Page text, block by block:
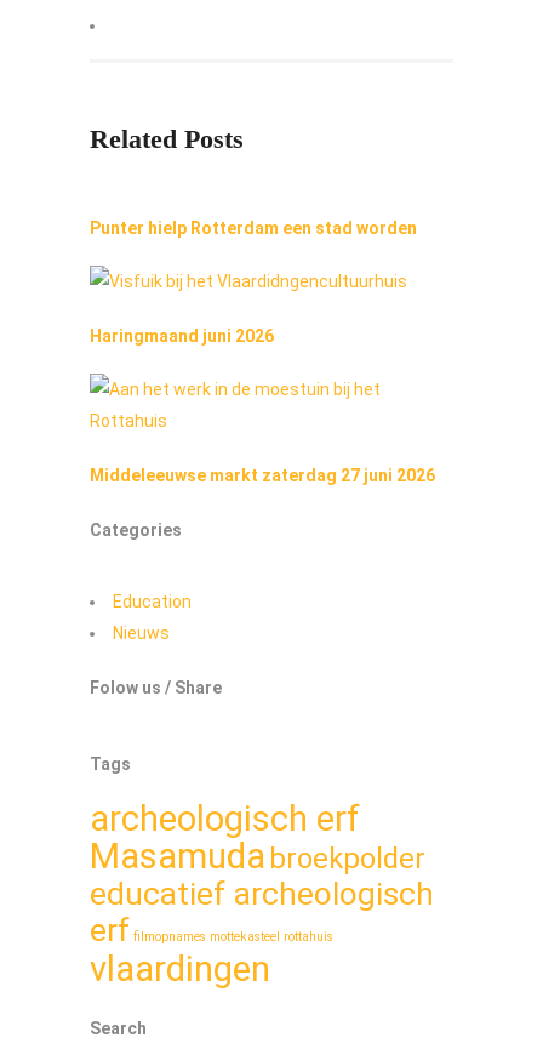
Related Posts
Punter hielp Rotterdam een stad worden
Haringmaand juni 2026
Middeleeuwse markt zaterdag 27 juni 2026
Categories
Education
Nieuws
Folow us / Share
Tags
archeologisch erf
Masamuda broekpolder
educatief archeologisch
erf filmopnames mottekasteel rottahuis
vlaardingen
Search